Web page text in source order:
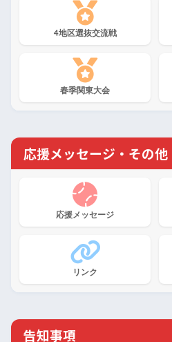
4地区選抜交流戦
春季関東大会
応援メッセージ・その他
応援メッセージ
リンク
告知事項